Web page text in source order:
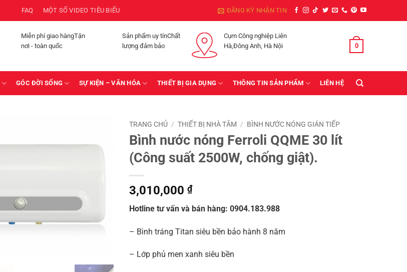
FAQ MỘT SỐ VIDEO TIÊU BIỂU ĐĂNG KÝ NHẬN TIN
Miễn phí giao hàngTận
nơi - toàn quốc
Sản phẩm uy tínChất
lượng đảm bảo
Cụm Công nghiệp Liên
Hà,Đông Anh, Hà Nội
0
GÓC ĐỜI SỐNG SỰ KIỆN – VĂN HÓA THIẾT BỊ GIA DỤNG THÔNG TIN SẢN PHẨM LIÊN HỆ
TRANG CHỦ / THIẾT BỊ NHÀ TẮM / BÌNH NƯỚC NÓNG GIÁN TIẾP
Bình nước nóng Ferroli QQME 30 lít
(Công suất 2500W, chống giật).
3,010,000 ₫
Hotline tư vấn và bán hàng: 0904.183.988
– Bình tráng Titan siêu bền bảo hành 8 năm
– Lớp phủ men xanh siêu bền